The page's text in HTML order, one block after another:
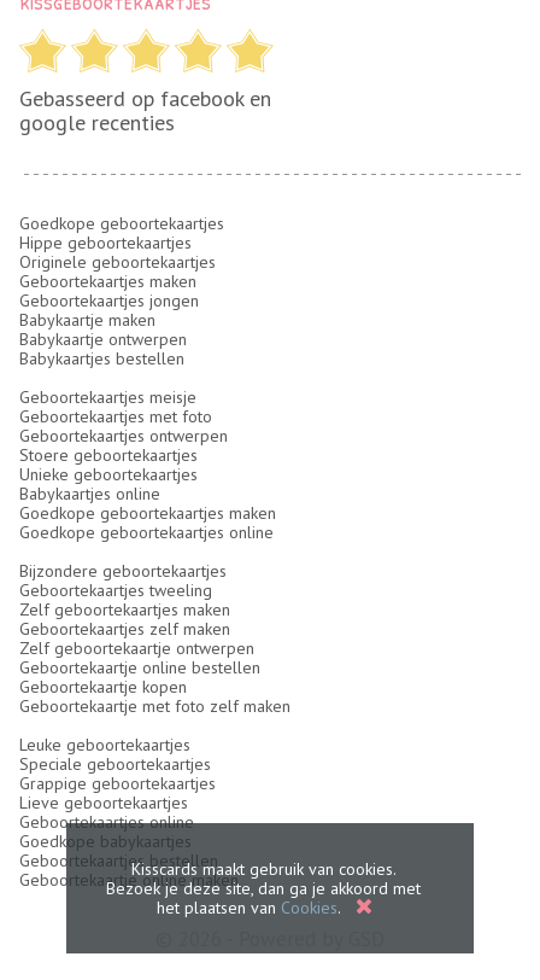
Gebasseerd op facebook en
google recenties
Goedkope geboortekaartjes
Hippe geboortekaartjes
Originele geboortekaartjes
Geboortekaartjes maken
Geboortekaartjes jongen
Babykaartje maken
Babykaartje ontwerpen
Babykaartjes bestellen
Geboortekaartjes meisje
Geboortekaartjes met foto
Geboortekaartjes ontwerpen
Stoere geboortekaartjes
Unieke geboortekaartjes
Babykaartjes online
Goedkope geboortekaartjes maken
Goedkope geboortekaartjes online
Bijzondere geboortekaartjes
Geboortekaartjes tweeling
Zelf geboortekaartjes maken
Geboortekaartjes zelf maken
Zelf geboortekaartje ontwerpen
Geboortekaartje online bestellen
Geboortekaartje kopen
Geboortekaartje met foto zelf maken
Leuke geboortekaartjes
Speciale geboortekaartjes
Grappige geboortekaartjes
Lieve geboortekaartjes
Geboortekaartjes online
Goedkope babykaartjes
Geboortekaartjes bestellen
Geboortekaartje online makenKisscards maakt gebruik van cookies.
Bezoek je deze site, dan ga je akkoord met
het plaatsen van Cookies.